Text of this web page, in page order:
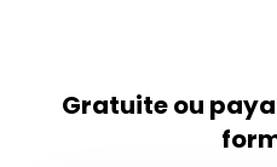
Gratuite ou